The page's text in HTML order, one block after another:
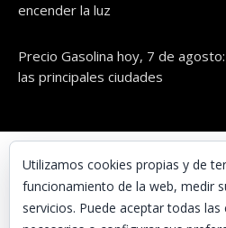
encender la luz
Precio Gasolina hoy, 7 de
las principales ciudades
©
Inicio
Utilizamos cookies propias y de
funcionamiento de la web, medir
servicios. Puede aceptar todas